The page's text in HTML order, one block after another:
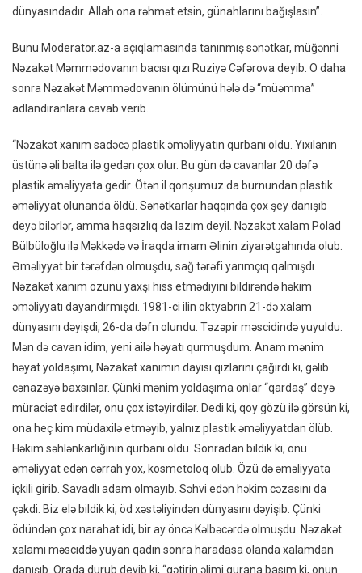
dünyasındadır. Allah ona rəhmət etsin, günahlarını bağışlasın”.
Bunu Moderator.az-a açıqlamasında tanınmış sənətkar, müğənni
Nəzakət Məmmədovanın bacısı qızı Ruziyə Cəfərova deyib. O daha
sonra Nəzakət Məmmədovanın ölümünü hələ də “müəmma”
adlandıranlara cavab verib.
“Nəzakət xanım sadəcə plastik əməliyyatın qurbanı oldu. Yıxılanın
üstünə əli balta ilə gedən çox olur. Bu gün də cavanlar 20 dəfə
plastik əməliyyata gedir. Ötən il qonşumuz da burnundan plastik
əməliyyat olunanda öldü. Sənətkarlar haqqında çox şey danışıb
deyə bilərlər, amma haqsızlıq da lazım deyil. Nəzakət xalam Polad
Bülbüloğlu ilə Məkkədə və İraqda imam Əlinin ziyarətgahında olub.
Əməliyyat bir tərəfdən olmuşdu, sağ tərəfi yarımçıq qalmışdı.
Nəzakət xanım özünü yaxşı hiss etmədiyini bildirəndə həkim
əməliyyatı dayandırmışdı. 1981-ci ilin oktyabrın 21-də xalam
dünyasını dəyişdi, 26-da dəfn olundu. Təzəpir məscidində yuyuldu.
Mən də cavan idim, yeni ailə həyatı qurmuşdum. Anam mənim
həyat yoldaşımı, Nəzakət xanımın dayısı qızlarını çağırdı ki, gəlib
cənazəyə baxsınlar. Çünki mənim yoldaşıma onlar “qardaş” deyə
müraciət edirdilər, onu çox istəyirdilər. Dedi ki, qoy gözü ilə görsün ki,
ona heç kim müdaxilə etməyib, yalnız plastik əməliyyatdan ölüb.
Həkim səhlənkarlığının qurbanı oldu. Sonradan bildik ki, onu
əməliyyat edən cərrah yox, kosmetoloq olub. Özü də əməliyyata
içkili girib. Savadlı adam olmayıb. Səhvi edən həkim cəzasını da
çəkdi. Biz elə bildik ki, öd xəstəliyindən dünyasını dəyişib. Çünki
ödündən çox narahat idi, bir ay öncə Kəlbəcərdə olmuşdu. Nəzakət
xalamı məsciddə yuyan qadın sonra haradasa olanda xalamdan
danışıb. Orada durub deyib ki, “gətirin əlimi qurana basım ki, onun